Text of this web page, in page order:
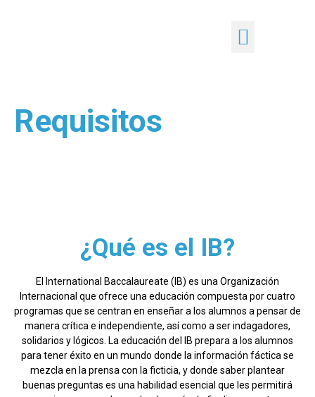
Requisitos
¿Qué es el IB?
El International Baccalaureate (IB) es una Organización
Internacional que ofrece una educación compuesta por cuatro
programas que se centran en enseñar a los alumnos a pensar de
manera crítica e independiente, así como a ser indagadores,
solidarios y lógicos. La educación del IB prepara a los alumnos
para tener éxito en un mundo donde la información fáctica se
mezcla en la prensa con la ficticia, y donde saber plantear
buenas preguntas es una habilidad esencial que les permitirá